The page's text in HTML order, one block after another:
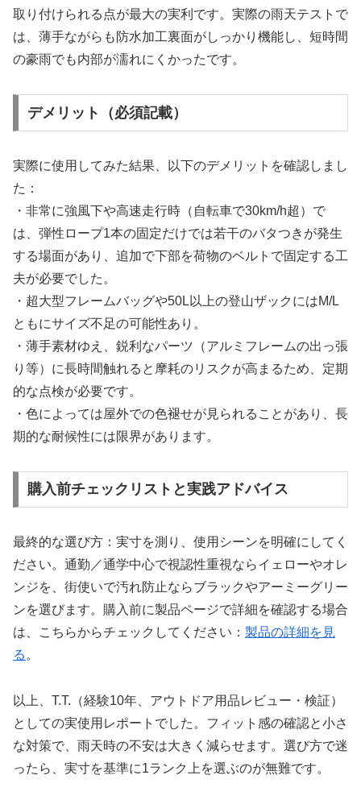
取り付けられる点が最大の実利です。実際の雨天テストで
は、薄手ながらも防水加工裏面がしっかり機能し、短時間
の豪雨でも内部が濡れにくかったです。
デメリット（必須記載）
実際に使用してみた結果、以下のデメリットを確認しまし
た：
・非常に強風下や高速走行時（自転車で30km/h超）で
は、弾性ロープ1本の固定だけでは若干のバタつきが発生
する場面があり、追加で下部を荷物のベルトで固定する工
夫が必要でした。
・超大型フレームバッグや50L以上の登山ザックにはM/L
ともにサイズ不足の可能性あり。
・薄手素材ゆえ、鋭利なパーツ（アルミフレームの出っ張
り等）に長時間触れると摩耗のリスクが高まるため、定期
的な点検が必要です。
・色によっては屋外での色褪せが見られることがあり、長
期的な耐候性には限界があります。
購入前チェックリストと実践アドバイス
最終的な選び方：実寸を測り、使用シーンを明確にしてく
ださい。通勤／通学中心で視認性重視ならイェローやオレ
ンジを、街使いで汚れ防止ならブラックやアーミーグリー
ンを選びます。購入前に製品ページで詳細を確認する場合
は、こちらからチェックしてください： 製品の詳細を見
る 。
以上、T.T.（経験10年、アウトドア用品レビュー・検証）
としての実使用レポートでした。フィット感の確認と小さ
な対策で、雨天時の不安は大きく減らせます。選び方で迷
ったら、実寸を基準に1ランク上を選ぶのが無難です。